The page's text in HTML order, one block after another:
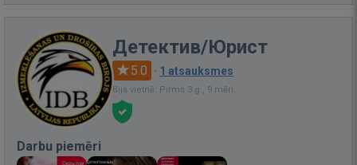
Детектив/Юрист
5.0 · 1 atsauksmes
Bija vietnē: Pirms 3 g., 9 mēn.
Darbu piemēri